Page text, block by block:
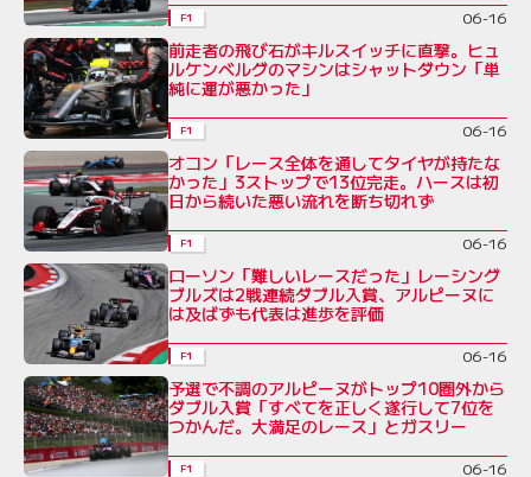
F1 06-16
前走者の飛び石がキルスイッチに直撃。ヒュ
ルケンベルグのマシンはシャットダウン「単
純に運が悪かった」
F1 06-16
オコン「レース全体を通してタイヤが持たな
かった」3ストップで13位完走。ハースは初
日から続いた悪い流れを断ち切れず
F1 06-16
ローソン「難しいレースだった」レーシング
ブルズは2戦連続ダブル入賞、アルピーヌに
は及ばずも代表は進歩を評価
F1 06-16
予選で不調のアルピーヌがトップ10圏外から
ダブル入賞「すべてを正しく遂行して7位を
つかんだ。大満足のレース」とガスリー
F1 06-16